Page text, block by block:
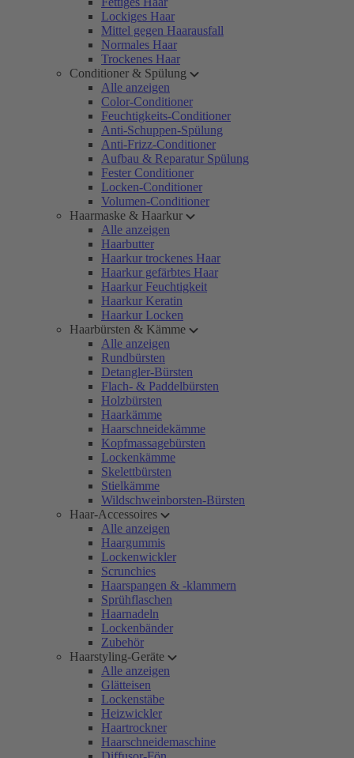
Lockiges Haar
Mittel gegen Haarausfall
Normales Haar
Trockenes Haar
Conditioner & Spülung
Alle anzeigen
Color-Conditioner
Feuchtigkeits-Conditioner
Anti-Schuppen-Spülung
Anti-Frizz-Conditioner
Aufbau & Reparatur Spülung
Fester Conditioner
Locken-Conditioner
Volumen-Conditioner
Haarmaske & Haarkur
Alle anzeigen
Haarbutter
Haarkur trockenes Haar
Haarkur gefärbtes Haar
Haarkur Feuchtigkeit
Haarkur Keratin
Haarkur Locken
Haarbürsten & Kämme
Alle anzeigen
Rundbürsten
Detangler-Bürsten
Flach- & Paddelbürsten
Holzbürsten
Haarkämme
Haarschneidekämme
Kopfmassagebürsten
Lockenkämme
Skelettbürsten
Stielkämme
Wildschweinborsten-Bürsten
Haar-Accessoires
Alle anzeigen
Haargummis
Lockenwickler
Scrunchies
Haarspangen & -klammern
Sprühflaschen
Haarnadeln
Lockenbänder
Zubehör
Haarstyling-Geräte
Alle anzeigen
Glätteisen
Lockenstäbe
Heizwickler
Haartrockner
Haarschneidemaschine